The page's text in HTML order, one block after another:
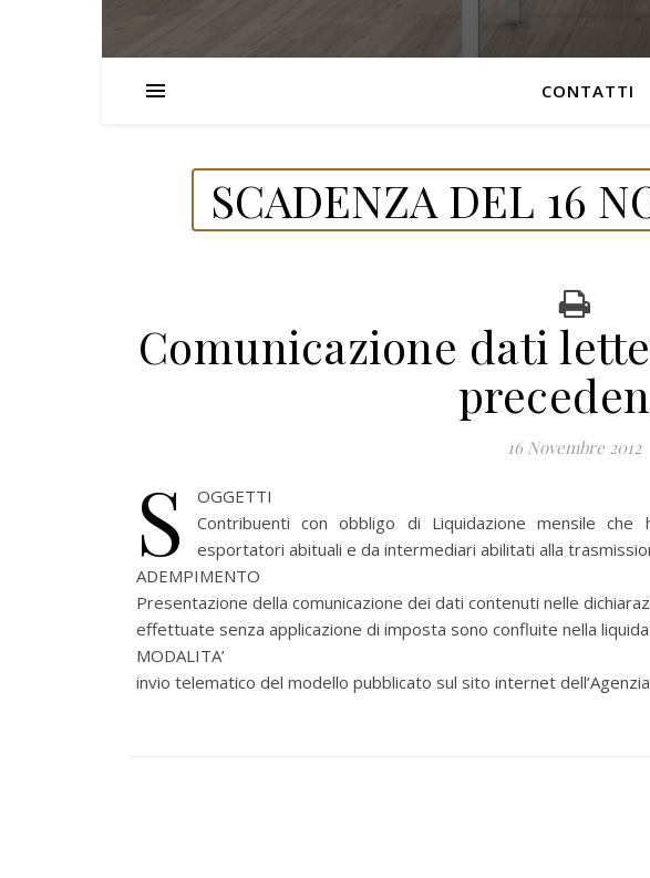
CONTATTI
SCADENZA DEL 16
Comunicazione dati
16 Novembre 2012
S
OGGETTI
Contribuenti con obbligo di Liquidazione mensile
esportatori abituali e da intermediari abilitati alla
ADEMPIMENTO
Presentazione della comunicazione dei dati contenuti nelle
effettuate senza applicazione di imposta sono confluite nella
MODALITA’
invio telematico del modello pubblicato sul sito internet